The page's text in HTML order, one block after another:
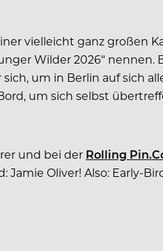
vielleicht ganz großen
Wilder 2026“
um in Berlin auf sich
um sich selbst
und bei der Rolling
Oliver! Also: Early-